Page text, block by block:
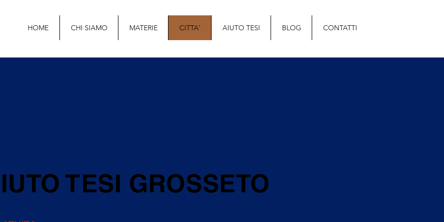
HOME CHI SIAMO MATERIE CITTA' AIUTO TESI BLOG CONTATTI
TESI GROSSETO